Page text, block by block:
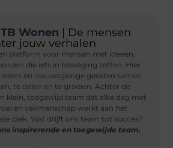
TB Wonen | De mensen
jouw verhalen
platform voor mensen met ideeën,
die iets in beweging zetten. Hier
en nieuwsgierige geesten samen
te delen en te groeien. Achter de
klein, toegewijd team dat elke dag met
en vakmanschap werkt aan het
plek. Wat drijft ons team tot succes?
inspirerende en toegewijde team.